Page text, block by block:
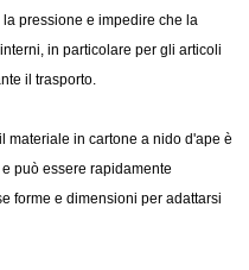
pressione e impedire che la
in particolare per gli articoli
il trasporto.
materiale in cartone a nido d'ape è
può essere rapidamente
forme e dimensioni per adattarsi